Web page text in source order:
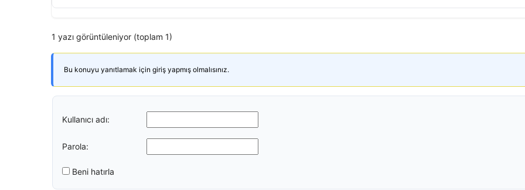
1 yazı görüntüleniyor (toplam 1)
Bu konuyu yanıtlamak için giriş yapmış olmalısınız.
Kullanıcı adı:
Parola:
Beni hatırla